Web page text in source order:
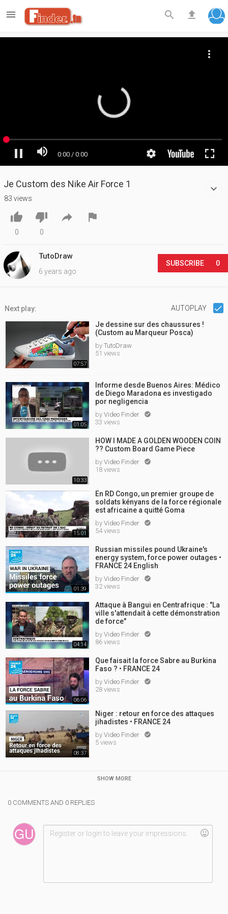
 search file_upload
Je Custom des Nike Air Force 1
83 views

0

0
 
TutoDraw
6 years ago
SUBSCRIBE 0
Next play: AUTOPLAY
07:57
Je dessine sur des chaussures !
(Custom au Marqueur Posca)
by TutoDraw
51 views
01:05
Informe desde Buenos Aires: Médico
de Diego Maradona es investigado
por negligencia
by Video Finder 
33 views
10:33
HOW I MADE A GOLDEN WOODEN COIN
?? Custom Board Game Piece
by Video Finder 
18 views
15:01
En RD Congo, un premier groupe de
soldats kényans de la force régionale
est africaine a quitté Goma
by Video Finder 
54 views
01:39
Russian missiles pound Ukraine's
energy system, force power outages •
FRANCE 24 English
by Video Finder 
32 views
04:14
Attaque à Bangui en Centrafrique : "La
ville s'attendait à cette démonstration
de force"
by Video Finder 
86 views
06:06
Que faisait la force Sabre au Burkina
Faso ? • FRANCE 24
by Video Finder 
28 views
08:37
Niger : retour en force des attaques
jihadistes • FRANCE 24
by Video Finder 
5 views
SHOW MORE
0 COMMENTS AND 0 REPLIES